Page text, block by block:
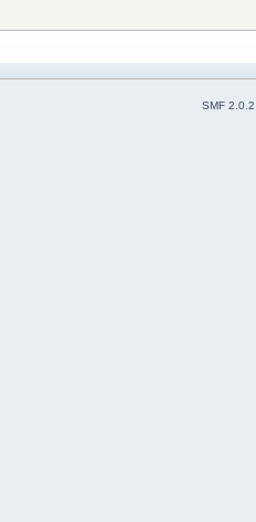
SMF 2.0.2